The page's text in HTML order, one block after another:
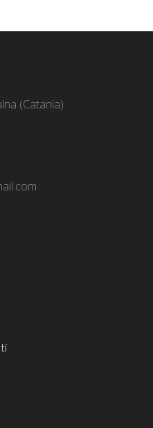
(Catania)